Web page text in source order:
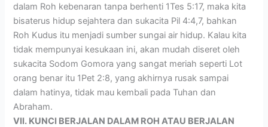
dalam Roh kebenaran tanpa berhenti 1Tes 5:17, maka kita
bisaterus hidup sejahtera dan sukacita Pil 4:4,7, bahkan
Roh Kudus itu menjadi sumber sungai air hidup. Kalau kita
tidak mempunyai kesukaan ini, akan mudah diseret oleh
sukacita Sodom Gomora yang sangat meriah seperti Lot
orang benar itu 1Pet 2:8, yang akhirnya rusak sampai
dalam hatinya, tidak mau kembali pada Tuhan dan
Abraham.
VII. KUNCI BERJALAN DALAM ROH ATAU BERJALAN